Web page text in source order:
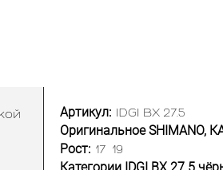
Артикул: IDGI BX 27.5
Оригинальное SHIMANO,
Рост: 17 19
Категории IDGI BX 27.5